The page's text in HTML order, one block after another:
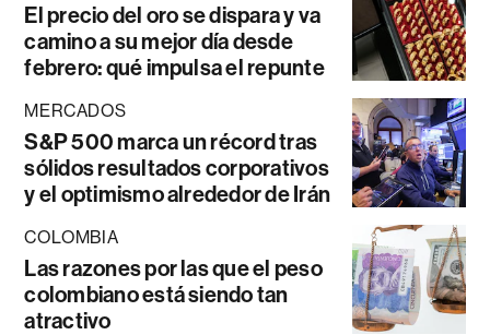
El precio del oro se dispara y va
camino a su mejor día desde
febrero: qué impulsa el repunte
MERCADOS
S&P 500 marca un récord tras
sólidos resultados corporativos
y el optimismo alrededor de Irán
COLOMBIA
Las razones por las que el peso
colombiano está siendo tan
atractivo